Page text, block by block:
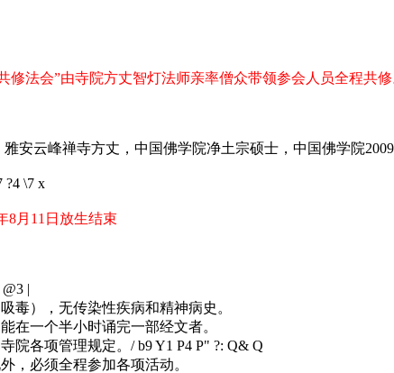
修法会”由寺院方丈智灯法师亲率僧众带领参会人员全程共修
安云峰禅寺方丈，中国佛学院净土宗硕士，中国佛学院
?4 \7 x
8月11日放生结束
|
毒），无传染性疾病和精神病史。
在一个半小时诵完一部经文者。
院各项管理规定。 / b9 Y1 P4 P" ?: Q& Q
，必须全程参加各项活动。